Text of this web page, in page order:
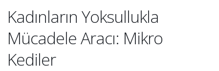
Kadınların Yoksullukla
Mücadele Aracı: Mikro
Kediler